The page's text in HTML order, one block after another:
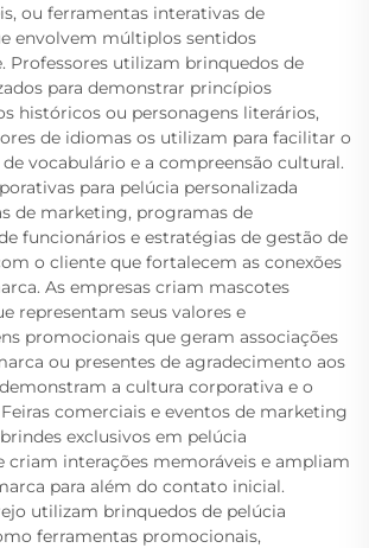
ou ferramentas interativas de
envolvem múltiplos sentidos
Professores utilizam brinquedos de
para demonstrar princípios
históricos ou personagens literários,
de idiomas os utilizam para facilitar o
vocabulário e a compreensão cultural.
para pelúcia personalizada
de marketing, programas de
funcionários e estratégias de gestão de
o cliente que fortalecem as conexões
As empresas criam mascotes
representam seus valores e
promocionais que geram associações
ou presentes de agradecimento aos
a cultura corporativa e o
comerciais e eventos de marketing
exclusivos em pelúcia
criam interações memoráveis e ampliam
para além do contato inicial.
utilizam brinquedos de pelúcia
ferramentas promocionais,